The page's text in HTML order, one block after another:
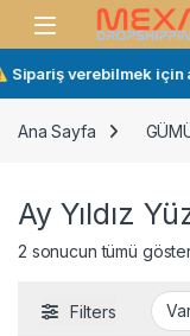
Skip to navigation
Skip to content
Open
Sipariş verebilmek için
Ana Sayfa
Ay Yıldız
2 sonucun tümü
Filters